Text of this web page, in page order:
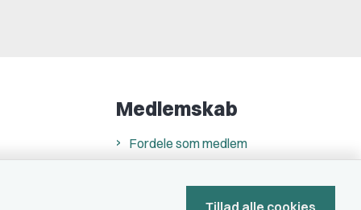
Medlemskab
Fordele som medlem
Tillad alle cookies